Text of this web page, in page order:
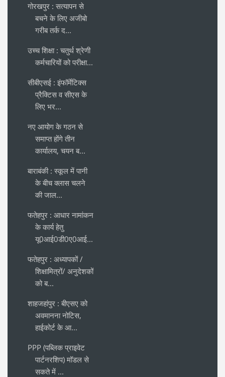
गोरखपुर : सत्यापन से
बचने के लिए अजीबो
गरीब तर्क द...
उच्च शिक्षा : चतुर्थ श्रेणी
कर्मचारियों को परीक्षा...
सीबीएसई : इंफॉर्मेटिक्स
प्रैक्टिस व सीएस के
लिए भर...
नए आयोग के गठन से
समाप्त होंगे तीन
कार्यालय, चयन ब...
बाराबंकी : स्कूल में पानी
के बीच क्लास चलने
की जाल...
फतेहपुर : आधार नामांकन
के कार्य हेतु
यू0आई0डी0ए0आई...
फतेहपुर : अध्यापकों /
शिक्षामित्रों/ अनुदेशकों
को ब...
शाहजहांपुर : बीएसए को
अवमानना नोटिस,
हाईकोर्ट के आ...
PPP (पब्लिक प्राइवेट
पार्टनरशिप) मॉडल से
सकते में ...